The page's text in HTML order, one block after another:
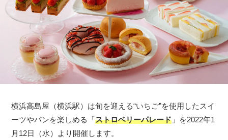
横浜高島屋（横浜駅）は旬を迎える“いちご”を使用したスイ
ーツやパンを楽しめる「ストロベリーパレード 」を2022年1
月12日（水）より開催します。